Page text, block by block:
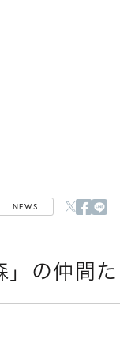
NEWS
」の仲間